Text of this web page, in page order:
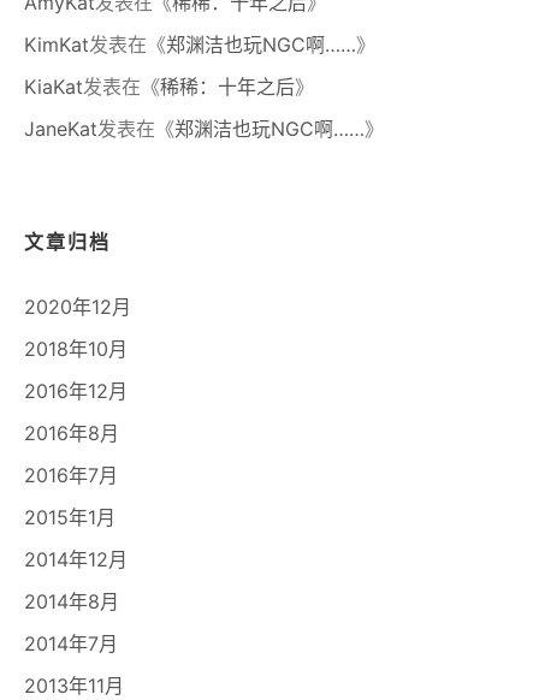
KimKat发表在《郑渊洁也玩NGC啊……》
KiaKat发表在《稀稀：十年之后》
JaneKat发表在《郑渊洁也玩NGC啊……》
文章归档
2020年12月
2018年10月
2016年12月
2016年8月
2016年7月
2015年1月
2014年12月
2014年8月
2014年7月
2013年11月